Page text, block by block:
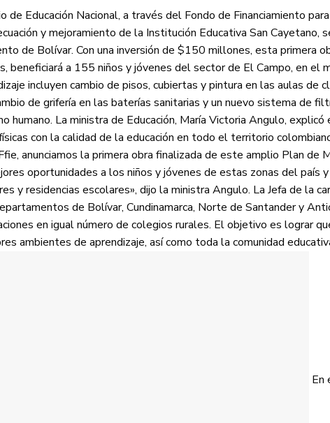
de Educación Nacional, a través del Fondo de Financiamiento
y mejoramiento de la Institución Educativa San Cayetano,
de Bolívar. Con una inversión de $150 millones, esta primera
beneficiará a 155 niños y jóvenes del sector de El Campo, en el
incluyen cambio de pisos, cubiertas y pintura en las aulas de
de grifería en las baterías sanitarias y un nuevo sistema de
humano. La ministra de Educación, María Victoria Angulo,
con la calidad de la educación en todo el territorio
anunciamos la primera obra finalizada de este amplio Plan de
oportunidades a los niños y jóvenes de estas zonas del país
y residencias escolares», dijo la ministra Angulo. La Jefa de la
de Bolívar, Cundinamarca, Norte de Santander y
en igual número de colegios rurales. El objetivo es lograr
ambientes de aprendizaje, así como toda la comunidad
En